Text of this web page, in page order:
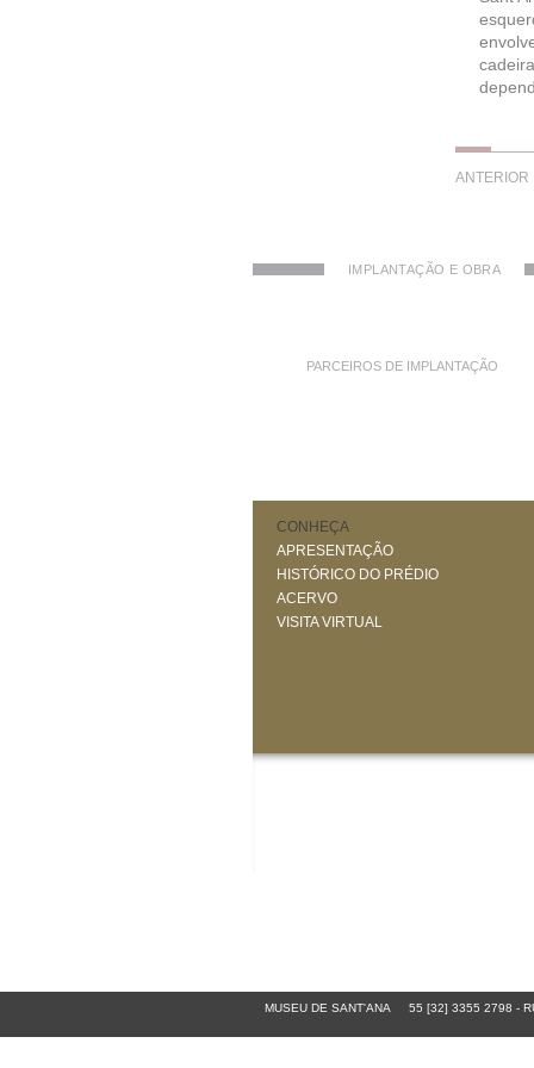
ANTERIOR
IMPLANTAÇÃO E OBRA
PARCEIROS DE IMPLANTAÇÃO
CONHEÇA
APRESENTAÇÃO
HISTÓRICO DO PRÉDIO
ACERVO
VISITA VIRTUAL
MUSEU DE SANT'ANA 55 [32] 3355 2798 -